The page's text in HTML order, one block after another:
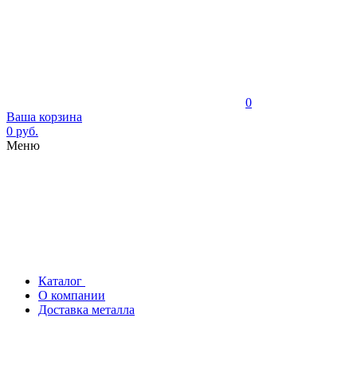
0
Ваша корзина
0 руб.
Меню
Каталог
О компании
Доставка металла